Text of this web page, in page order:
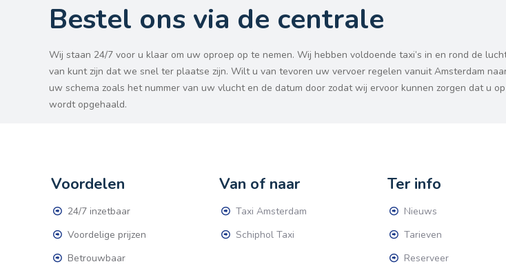
Bestel ons via de centrale
Wij staan 24/7 voor u klaar om uw oproep op te nemen. Wij hebben voldoende taxi’s in en rond de
van kunt zijn dat we snel ter plaatse zijn. Wilt u van tevoren uw vervoer regelen vanuit Amsterdam
uw schema zoals het nummer van uw vlucht en de datum door zodat wij ervoor kunnen zorgen dat u
wordt opgehaald.
Voordelen
24/7 inzetbaar
Voordelige prijzen
Betrouwbaar
Van of naar
Taxi Amsterdam
Schiphol Taxi
Ter info
Nieuws
Tarieven
Reserveer